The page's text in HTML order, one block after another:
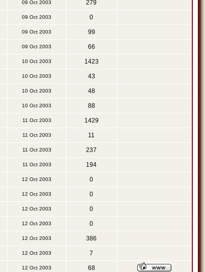
09 Oct 2003 279
09 Oct 2003 0
09 Oct 2003 99
09 Oct 2003 66
10 Oct 2003 1423
10 Oct 2003 43
10 Oct 2003 48
10 Oct 2003 88
11 Oct 2003 1429
11 Oct 2003 11
11 Oct 2003 237
11 Oct 2003 194
12 Oct 2003 0
12 Oct 2003 0
12 Oct 2003 0
12 Oct 2003 0
12 Oct 2003 386
12 Oct 2003 7
12 Oct 2003 68